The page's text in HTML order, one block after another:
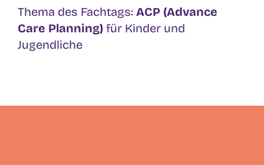
Thema des Fachtags: ACP (Advance
Care Planning)für Kinder und
Jugendliche